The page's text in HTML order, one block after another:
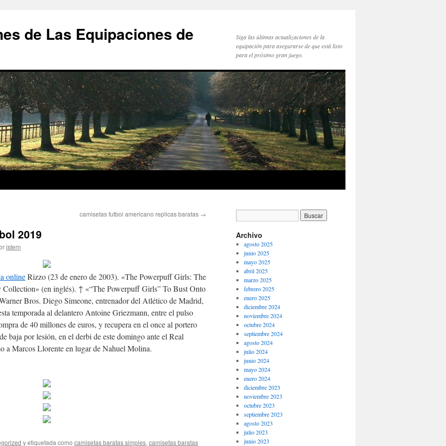
de Las Equipaciones de
Siga las últimas actualizaciones de la
equipación para asegurarse de que está listo
para el próximo gran juego.
camisetas futbol americano replicas baratas →
2019
istern
onlineRizzo (23 de enero de 2003). «The Powerpuff Girls: The
Collection» (en inglés). ↑ «“The Powerpuff Girls” To Bust Onto
Bros. Diego Simeone, entrenador del Atlético de Madrid,
temporada al delantero Antoine Griezmann, entre el pulso
de 40 millones de euros, y recupera en el once al portero
baja por lesión, en el derbi de este domingo ante el Real
a Marcos Llorente en lugar de Nahuel Molina.
y etiquetada como camisetas baratas simples, camisetas baratas
Archivo
agosto 2025
junio 2025
mayo 2025
abril 2025
marzo 2025
febrero 2025
enero 2025
diciembre 2024
noviembre 2024
octubre 2024
septiembre 2024
agosto 2024
julio 2024
junio 2024
mayo 2024
enero 2024
diciembre 2023
noviembre 2023
octubre 2023
septiembre 2023
agosto 2023
julio 2023
junio 2023